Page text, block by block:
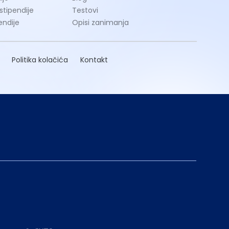
Testovi
Opisi zanimanja
Politika kolačića Kontakt